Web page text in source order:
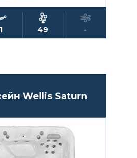
1 49 -
Wellis Saturn